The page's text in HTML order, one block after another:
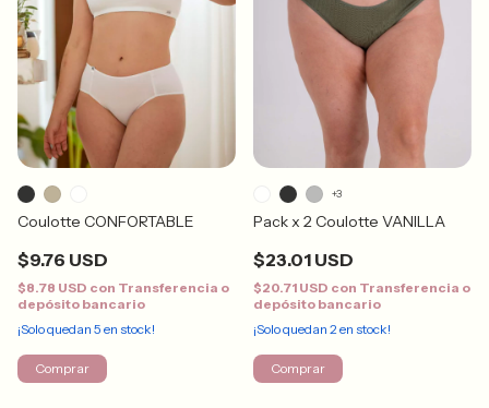
Coulotte CONFORTABLE
$9.76 USD
$8.78 USD con Transferencia o
depósito bancario
¡Solo quedan 5 en stock!
Comprar
Pack x 2 Coulotte VANILLA
$23.01 USD
$20.71 USD con Transferencia o
depósito bancario
¡Solo quedan 2en stock!
+3
Comprar